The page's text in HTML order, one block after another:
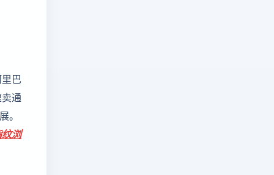
巴
通
。
浏